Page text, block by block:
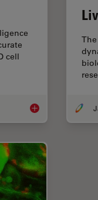
cell
Precision and